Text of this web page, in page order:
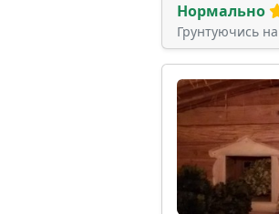
Нормально
Грунтуючись на